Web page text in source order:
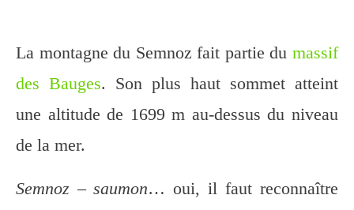
La montagne du Semnoz fait partie du massif
des Bauges. Son plus haut sommet atteint
une altitude de 1699 m au-dessus du niveau
de la mer.
Semnoz – saumon… oui, il faut reconnaître